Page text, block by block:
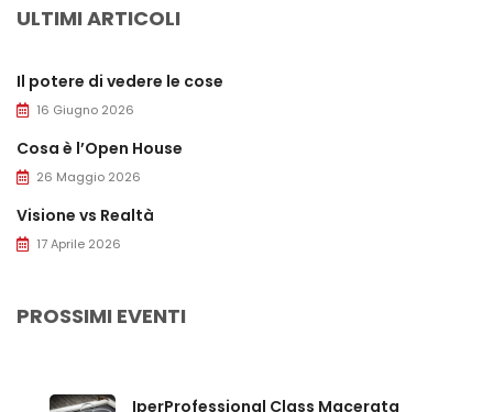
ULTIMI ARTICOLI
Il potere di vedere le cose
16 Giugno 2026
Cosa è l’Open House
26 Maggio 2026
Visione vs Realtà
17 Aprile 2026
PROSSIMI EVENTI
IperProfessional Class Macerata